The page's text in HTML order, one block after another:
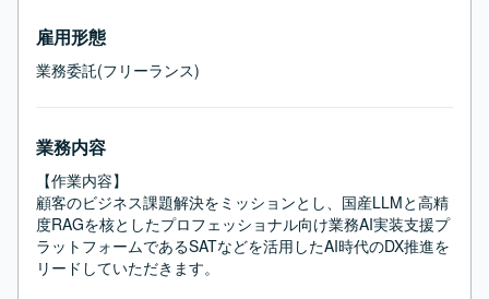
雇用形態
業務委託(フリーランス)
業務内容
【作業内容】
顧客のビジネス課題解決をミッションとし、国産LLMと高精
度RAGを核としたプロフェッショナル向け業務AI実装支援プ
ラットフォームであるSATなどを活用したAI時代のDX推進を
リードしていただきます。